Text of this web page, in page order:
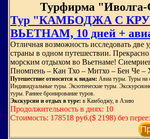
Турфирма
Тур "КАМБОДЖА С
ВЬЕТНАМ, 10 дней +
Отличная возможность исследовать две
страны в одном путешествии. Прекрасно
морским отдыхом во Вьетнаме!
Пномпень – Кан Тхо – Митхо – Бен Че
Путешествие относится к видам: Авиа туры. Туры на
Индивидуальные туры. Экзотические туры.
туры. Раннее бронирование туров.
Экскурсии и отдых в туре: в Камбоджу, в Азию
Продолжительность в днях: 10
Стоимость: 178518 руб.($ 2198) без